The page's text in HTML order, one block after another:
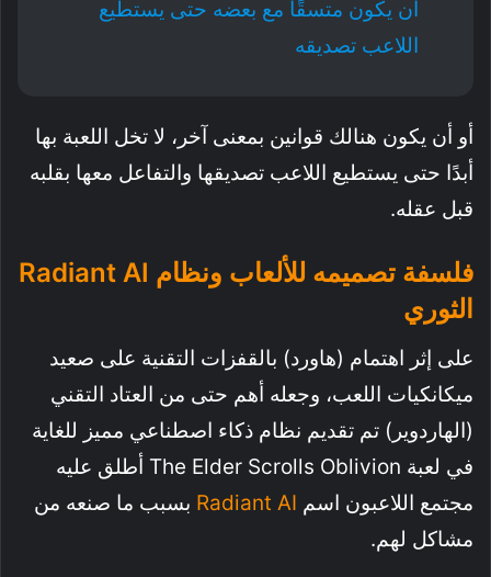
أن يكون متسقًا مع بعضه حتى يستطيع
اللاعب تصديقه
أو أن يكون هنالك قوانين بمعنى آخر، لا تخل اللعبة بها
أبدًا حتى يستطيع اللاعب تصديقها والتفاعل معها بقلبه
قبل عقله.
فلسفة تصميمه للألعاب ونظام Radiant AI
الثوري
على إثر اهتمام (هاورد) بالقفزات التقنية على صعيد
ميكانكيات اللعب، وجعله أهم حتى من العتاد التقني
(الهاردوير) تم تقديم نظام ذكاء اصطناعي مميز للغاية
في لعبة The Elder Scrolls Oblivion أطلق عليه
مجتمع اللاعبون اسم Radiant AI بسبب ما صنعه من
مشاكل لهم.